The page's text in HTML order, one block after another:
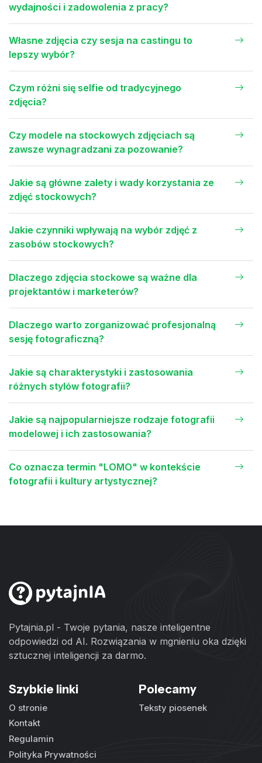
wydajności i zadowolenia z pracy?
Własne zdjęcia czy sesja na castingu to
lepszy wybór?
Czym różni się selfie od tradycyjnego
zdjęcia?
Czy modele na stockowych zdjęciach są
zawsze wynagradzani za pozowanie?
Jakie są główne zalety i wady korzystania ze
zdjęć stockowych?
Jakie czynniki wpływają na wybór zdjęć z
zasobów stockowych?
Dlaczego zdjęcia stockowe są ważne dla
projektantów i marketerów?
Dlaczego warto zorganizować profesjonalną
sesję fotograficzną?
Jakie są charakterystyki i zastosowania
różnych stylów fotografii?
Jakie są najpopularniejsze rodzaje fotografii
modelowej i ich zastosowania?
Co oznacza termin "LOMO" w kontekście
fotografii i kultury artystycznej?
Pytajnia.pl - Twoje pytania, nasze inteligentne
odpowiedzi od AI. Rozwiązania w mgnieniu oka dzięki
sztucznej inteligencji za darmo.
Szybkie linki
O stronie
Kontakt
Regulamin
Polityka Prywatności
Polecamy
Teksty piosenek